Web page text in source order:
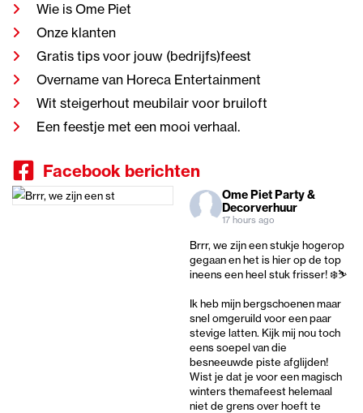
Wie is Ome Piet
Onze klanten
Gratis tips voor jouw (bedrijfs)feest
Overname van Horeca Entertainment
Wit steigerhout meubilair voor bruiloft
Een feestje met een mooi verhaal.
Facebook berichten
Ome Piet Party &
Decorverhuur
17 hours ago
Brrr, we zijn een stukje hogerop
gegaan en het is hier op de top
ineens een heel stuk frisser! ❄️⛷️
Ik heb mijn bergschoenen maar
snel omgeruild voor een paar
stevige latten. Kijk mij nou toch
eens soepel van die
besneeuwde piste afglijden!
Wist je dat je voor een magisch
winters themafeest helemaal
niet de grens over hoeft te